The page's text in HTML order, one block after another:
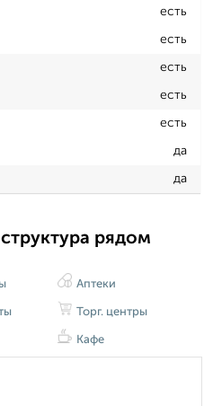
есть
есть
есть
есть
есть
да
да
рядом
Аптеки
Торг. центры
Кафе